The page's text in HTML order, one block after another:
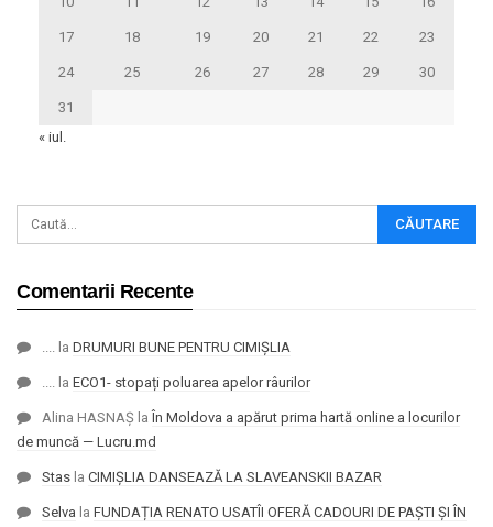
17 18 19 20 21 22 23
24 25 26 27 28 29 30
31
« iul.
Comentarii Recente
.... la DRUMURI BUNE PENTRU CIMIȘLIA
.... la ECO1- stopați poluarea apelor râurilor
Alina HASNAȘ la În Moldova a apărut prima hartă online a locurilor
de muncă — Lucru.md
Stas la CIMIȘLIA DANSEAZĂ LA SLAVEANSKII BAZAR
Selva la FUNDAȚIA RENATO USATÎI OFERĂ CADOURI DE PAȘTI ȘI ÎN